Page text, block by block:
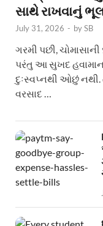
સાથે રાખવાનું
July 31, 2026 - bySB
ગરમી પછી,
પરંતુ આ સુખદ હવામાન
દુઃસ્વપ્નથી ઓછું નથી.
વરસાદ …